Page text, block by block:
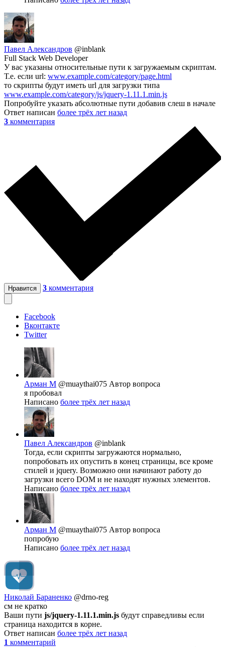
Павел Александров @inblank
Full Stack Web Developer
У вас указаны относительные пути к загружаемым скриптам.
Т.е. если url: www.example.com/category/page.html
то скрипты будут иметь url для загрузки типа
www.example.com/category/js/jquery-1.11.1.min.js
Попробуйте указать абсолютные пути добавив слеш в начале
Ответ написан более трёх лет назад
3 комментария
Нравится 3 комментария
Facebook
Вконтакте
Twitter
Арман М @muaythai075 Автор вопроса
я пробовал
Написано более трёх лет назад
Павел Александров @inblank
Тогда, если скрипты загружаются нормально,
попробовать их опустить в конец страницы, все кроме
стилей и jquery. Возможно они начинают работу до
загрузки всего DOM и не находят нужных элементов.
Написано более трёх лет назад
Арман М @muaythai075 Автор вопроса
попробую
Написано более трёх лет назад
Николай Бараненко @drno-reg
см не кратко
Ваши пути js/jquery-1.11.1.min.js будут справедливы если
страница находится в корне.
Ответ написан более трёх лет назад
1 комментарий